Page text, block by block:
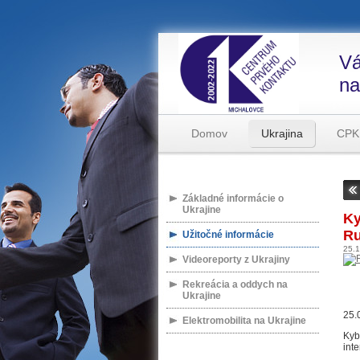
Domov Ukrajina
Základné informácie o
Ukrajine
Užitočné informácie
Videoreporty z Ukrajiny
Rekreácia a oddych na
Ukrajine
Elektromobilita na Ukrajine